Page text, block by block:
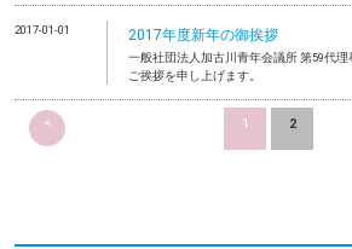
2017-01-01 2017年度新年の御挨拶
一般社団法人加古川青年会議所 第59代
ご挨拶を申し上げます。
< 1 2